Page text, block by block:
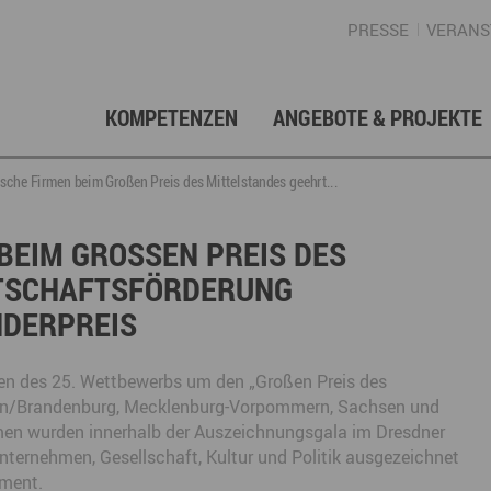
PRESSE
KOMPETENZEN
Gründung, Förderung & Investition
Fördermittelberatung
Gewerbeflächen – Immobilien
Gründen im Erzgebirge
Investition
Unternehmensdatenbank
Regionalmarketing & -entwicklung
ANGEBOTE & PROJEKTE
Projektarchiv
Berufs- & Studienorientierung
Angebote für Schüler
Angebote für Lehrer
Angebote für Unternehmen
Regionale Koordination
Arbeitskreis Schule-Wirtschaft
Touristische Infrastruktur
Presse
Gesellschafterstruktur
Geschichte
Firmen beim Großen Preis des Mittelstandes geehrt...
GROSSEN PREIS DES M
E
des 25. Wettbewerbs um den „Großen Preis des
Mecklenburg-Vorpommern, Sachsen und
wurden innerhalb der Auszeichnungsgala im Dresdner
Gesellschaft, Kultur und Politik ausgezeichnet